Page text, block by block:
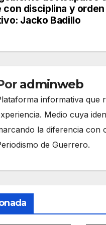
con disciplina y orden
Jacko Badillo
adminweb
informativa que
Medio cuya
la diferencia con
de Guerrero.